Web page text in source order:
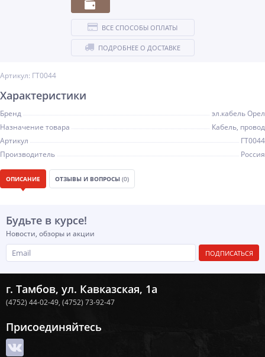
Артикул: ГТ0044
ВСЕ СПОСОБЫ ОПЛАТЫ
ПОДРОБНЕЕ О ДОСТАВКЕ
Характеристики
Бренд
эл.кабель Орел
Назначение товара
Кабель, провод
Артикул
ГТ0044
Производитель
Россия
ОПИСАНИЕ ОТЗЫВЫ И ВОПРОСЫ (0)
Будьте в курсе!
Новости, обзоры и акции
ПОДПИСАТЬСЯ
г. Тамбов, ул. Кавказская, 1а
(4752) 44-02-49, (4752) 73-92-47
Присоединяйтесь